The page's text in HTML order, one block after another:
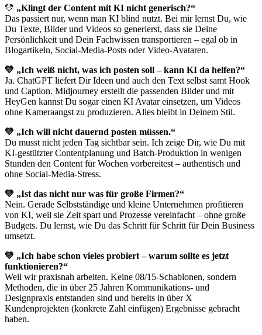
💛 „Klingt der Content mit KI nicht generisch?“
Das passiert nur, wenn man KI blind nutzt. Bei mir lernst Du, wie
Du Texte, Bilder und Videos so generierst, dass sie Deine
Persönlichkeit und Dein Fachwissen transportieren – egal ob in
Blogartikeln, Social-Media-Posts oder Video-Avataren.
💛 „Ich weiß nicht, was ich posten soll – kann KI da helfen?“
Ja. ChatGPT liefert Dir Ideen und auch den Text selbst samt Hook
und Caption. Midjourney erstellt die passenden Bilder und mit
HeyGen kannst Du sogar einen KI Avatar einsetzen, um Videos
ohne Kameraangst zu produzieren. Alles bleibt in Deinem Stil.
💛 „Ich will nicht dauernd posten müssen.“
Du musst nicht jeden Tag sichtbar sein. Ich zeige Dir, wie Du mit
KI-gestützter Contentplanung und Batch-Produktion in wenigen
Stunden den Content für Wochen vorbereitest – authentisch und
ohne Social-Media-Stress.
💛 „Ist das nicht nur was für große Firmen?“
Nein. Gerade Selbstständige und kleine Unternehmen profitieren
von KI, weil sie Zeit spart und Prozesse vereinfacht – ohne große
Budgets. Du lernst, wie Du das Schritt für Schritt für Dein Business
umsetzt.
💛 „Ich habe schon vieles probiert – warum sollte es jetzt
funktionieren?“
Weil wir praxisnah arbeiten. Keine 08/15-Schablonen, sondern
Methoden, die in über 25 Jahren Kommunikations- und
Designpraxis entstanden sind und bereits in über X
Kundenprojekten (konkrete Zahl einfügen) Ergebnisse gebracht
haben.